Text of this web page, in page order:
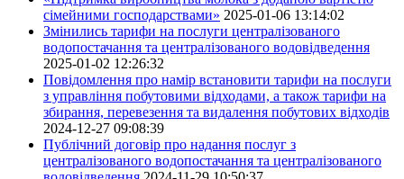
сімейними господарствами» 2025-01-06 13:14:02
Змінились тарифи на послуги централізованого
водопостачання та централізованого водовідведення
2025-01-02 12:26:32
Повідомлення про намір встановити тарифи на послуги
з управління побутовими відходами, а також тарифи на
збирання, перевезення та видалення побутових відходів
2024-12-27 09:08:39
Публічний договір про надання послуг з
централізованого водопостачання та централізованого